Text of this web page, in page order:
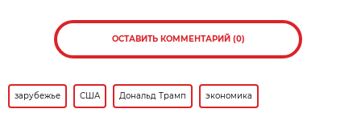
ОСТАВИТЬ КОММЕНТАРИЙ (0)
зарубежье США Дональд Трамп экономика